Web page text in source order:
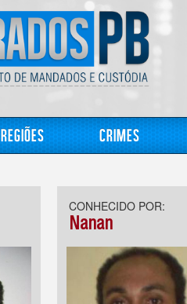
Regiões Crimes
CONHECIDO POR:
Nanan